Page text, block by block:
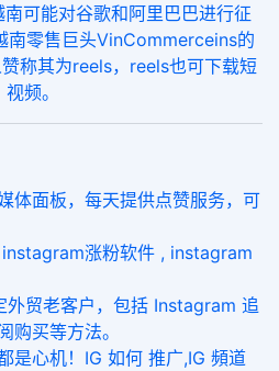
南可能对谷歌和阿里巴巴进行征
南零售巨头VinCommerceins的
称其为reels，reels也可下载短
视频。
体面板，每天提供点赞服务，可
涨粉软件 , instagram
外贸老客户，包括 Instagram 追
购买等方法。
是心机！IG 如何 推广,IG 頻道